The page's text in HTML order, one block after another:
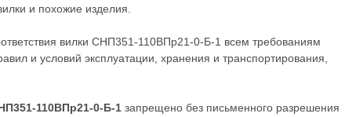
и похожие изделия.
вилки СНП351-110ВПр21-0-Б-1 всем требованиям
и условий эксплуатации, хранения и транспортирования,
110ВПр21-0-Б-1 запрещено без письменного разрешения